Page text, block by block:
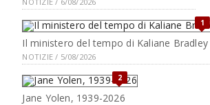
1
Il ministero del tempo di Kaliane Bradley
NOTIZIE / 5/08/2026
2
Jane Yolen, 1939-2026